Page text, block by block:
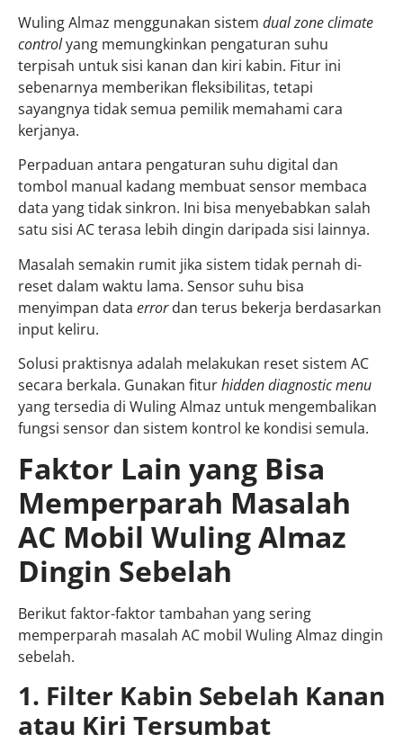
Wuling Almaz menggunakan sistem dual zone climate
controlyang memungkinkan pengaturan suhu
terpisah untuk sisi kanan dan kiri kabin. Fitur ini
sebenarnya memberikan fleksibilitas, tetapi
sayangnya tidak semua pemilik memahami cara
kerjanya.
Perpaduan antara pengaturan suhu digital dan
tombol manual kadang membuat sensor membaca
data yang tidak sinkron. Ini bisa menyebabkan salah
satu sisi AC terasa lebih dingin daripada sisi lainnya.
Masalah semakin rumit jika sistem tidak pernah di-
reset dalam waktu lama. Sensor suhu bisa
menyimpan data errordan terus bekerja berdasarkan
input keliru.
Solusi praktisnya adalah melakukan reset sistem AC
secara berkala. Gunakan fiturhidden diagnostic menu
yang tersedia di Wuling Almaz untuk mengembalikan
fungsi sensor dan sistem kontrol ke kondisi semula.
Faktor Lain yang Bisa
Memperparah Masalah
AC Mobil Wuling Almaz
Dingin Sebelah
Berikut faktor-faktor tambahan yang sering
memperparah masalah AC mobil Wuling Almaz dingin
sebelah.
1. Filter Kabin Sebelah Kanan
atau Kiri Tersumbat